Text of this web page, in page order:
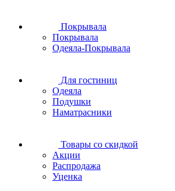
Покрывала
Покрывала
Одеяла-Покрывала
Для гостиниц
Одеяла
Подушки
Наматрасники
Товары со скидкой
Акции
Распродажа
Уценка